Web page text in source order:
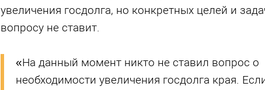
увеличения госдолга, но конкретных целей и
вопросу не ставит.
«На данный момент никто не ставил вопрос о
необходимости увеличения госдолга края.